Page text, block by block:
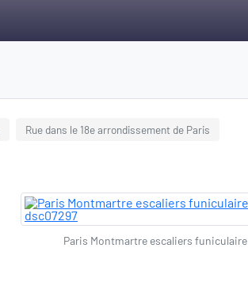
Rue dans le 18e arrondissement de Paris
Paris Montmartre escaliers